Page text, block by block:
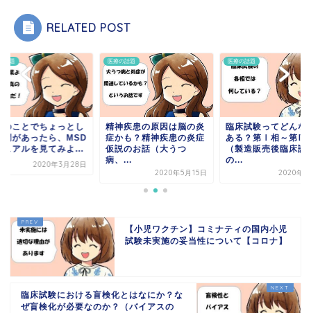
RELATED POST
話題
のことでちょっとし
問があったら、MSD
ュアルを見てみよ...
2020年3月28日
医療の話題
精神疾患の原因は脳の炎
症かも？精神疾患の炎症
仮説のお話（大うつ
病、...
2020年5月15日
医療の話題
臨床試験ってどんな
ある？第Ⅰ相～第Ⅳ
（製造販売後臨床試
の...
2020年6
【小児ワクチン】コミナティの国内小児
試験未実施の妥当性について【コロナ】
臨床試験における盲検化とはなにか？な
ぜ盲検化が必要なのか？（バイアスの
ホーム
サイトマップ